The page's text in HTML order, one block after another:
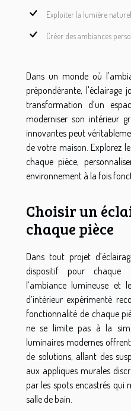
Exploiter la lumière
Créer des ambiances
Dans un monde où
prépondérante, l'éclairage
transformation d’un
moderniser son intérieur
innovantes peut
de votre maison. Explorez
chaque pièce,
environnement à la fois
Choisir un
chaque pièce
Dans tout projet
dispositif pour chaque
l’ambiance lumineuse et
d’intérieur expérimenté
fonctionnalité de chaque
ne se limite pas à la
luminaires modernes
de solutions, allant des
aux appliques murales
par les spots encastrés qui
salle de bain.